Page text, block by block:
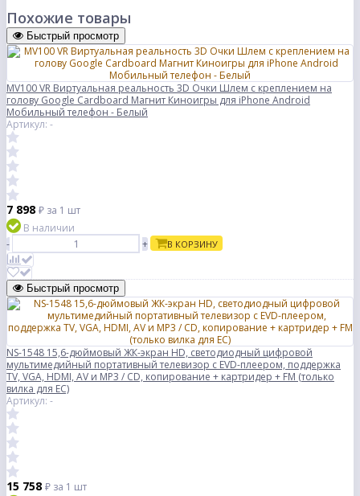
Похожие товары
Быстрый просмотр
MV100 VR Виртуальная реальность 3D Очки Шлем с креплением на
голову Google Cardboard Магнит Киноигры для iPhone Android
Мобильный телефон - Белый
Артикул: -
7 898 ₽ за 1 шт
В наличии
-
+ В КОРЗИНУ
Быстрый просмотр
NS-1548 15,6-дюймовый ЖК-экран HD, светодиодный цифровой
мультимедийный портативный телевизор с EVD-плеером, поддержка
TV, VGA, HDMI, AV и MP3 / CD, копирование + картридер + FM (только
вилка для ЕС)
Артикул: -
15 758 ₽ за 1 шт